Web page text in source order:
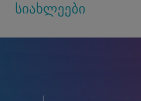
სიახლეები